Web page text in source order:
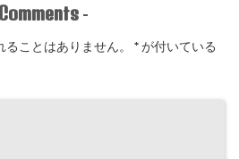
Comments -
ことはありません。 *が付いている